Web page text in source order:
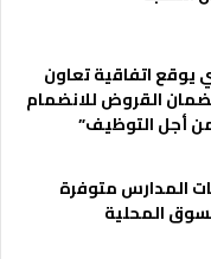
يوقع اتفاقية تعاون
القروض للانضمام
أجل التوظيف”
المدارس متوفرة
المحلية